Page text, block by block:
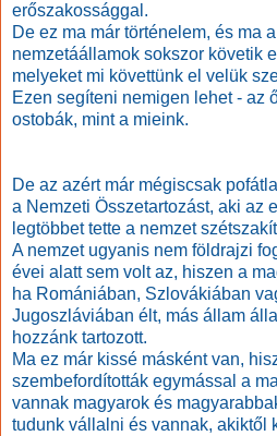
erőszakossággal.
De ez ma már történelem, és ma
nemzetáállamok sokszor követik
melyeket mi követtünk el velük
Ezen segíteni nemigen lehet - az
ostobák, mint a mieink.
De az azért már mégiscsak
a Nemzeti Összetartozást, aki az
legtöbbet tette a nemzet
A nemzet ugyanis nem földrajzi
évei alatt sem volt az, hiszen a
ha Romániában, Szlovákiában
Jugoszláviában élt, más állam
hozzánk tartozott.
Ma ez már kissé másként van,
szembefordították egymással a
vannak magyarok és
tudunk vállalni és vannak, akiktől